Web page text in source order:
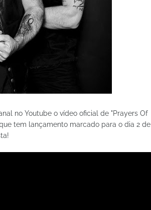
no Youtube o vídeo oficial de "Prayers Of
tem lançamento marcado para o dia 2 de